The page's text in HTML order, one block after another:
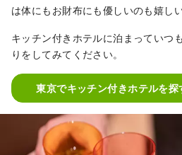
は体にもお財布にも優しいのも嬉し
キッチン付きホテルに泊まっていつ
りをしてみてください。
東京でキッチン付きホテルを